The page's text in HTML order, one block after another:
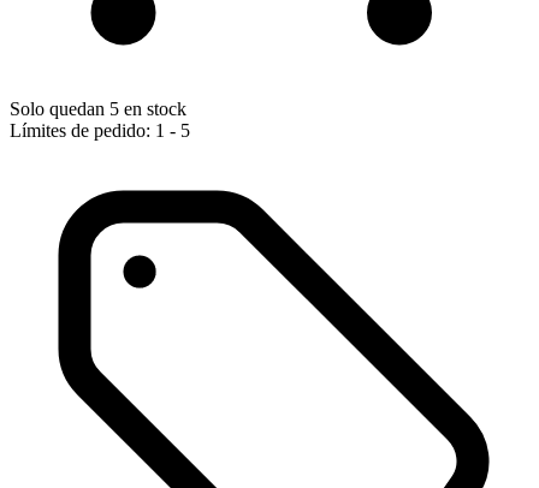
Solo quedan 5 en stock
Límites de pedido: 1 - 5